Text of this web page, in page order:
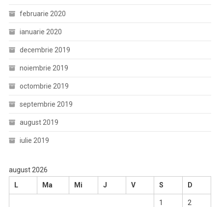
februarie 2020
ianuarie 2020
decembrie 2019
noiembrie 2019
octombrie 2019
septembrie 2019
august 2019
iulie 2019
august 2026
L
Ma Mi J V S D
1 2